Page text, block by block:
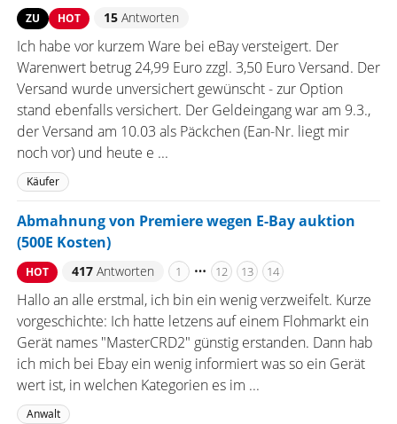
ZU HOT 15Antworten
Ich habe vor kurzem Ware bei eBay versteigert. Der
Warenwert betrug 24,99 Euro zzgl. 3,50 Euro Versand. Der
Versand wurde unversichert gewünscht - zur Option
stand ebenfalls versichert. Der Geldeingang war am 9.3.,
der Versand am 10.03 als Päckchen (Ean-Nr. liegt mir
noch vor) und heute e ...
Käufer
Abmahnung von Premiere wegen E-Bay auktion
(500E Kosten)
HOT 417Antworten 1 12 13 14
Hallo an alle erstmal, ich bin ein wenig verzweifelt. Kurze
vorgeschichte: Ich hatte letzens auf einem Flohmarkt ein
Gerät names "MasterCRD2" günstig erstanden. Dann hab
ich mich bei Ebay ein wenig informiert was so ein Gerät
wert ist, in welchen Kategorien es im ...
Anwalt